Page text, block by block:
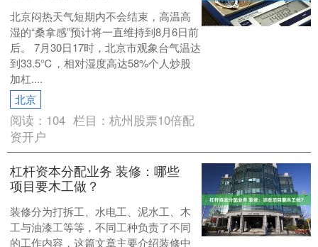
北京闷热天气短期内不会结束，高温高
湿的“桑拿感”预计将一直维持到8月6日前
后。 7月30日17时，北京市观象台气温达
到33.5℃，相对湿度高达58%个人炒股
加杠....
北京
阅读： 104 栏目：杭州股票10倍配
资开户
杠杆资本分配业务 装修：哪些
项目要木工做？
装修分为打拆工、水电工、泥水工、木
工与油漆工等等，不同工种负责了不同
的工作内容，这篇文章主要介绍装修中